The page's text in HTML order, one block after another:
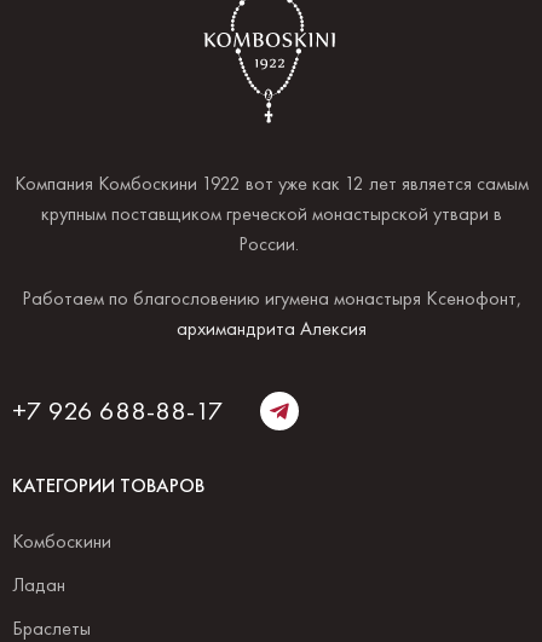
Компания Комбоскини 1922 вот уже как 12 лет является самым
крупным поставщиком греческой монастырской утвари в
России.
Работаем по благословению игумена монастыря Ксенофонт,
архимандрита Алексия
+7 926 688-88-17
КАТЕГОРИИ ТОВАРОВ
Комбоскини
Ладан
Браслеты